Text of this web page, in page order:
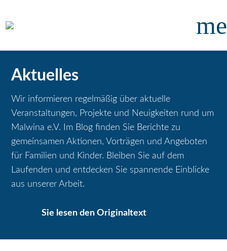
Aktuelles
Wir informieren regelmäßig über aktuelle
Veranstaltungen, Projekte und Neuigkeiten rund um
Malwina e.V. Im Blog finden Sie Berichte zu
gemeinsamen Aktionen, Vorträgen und Angeboten
für Familien und Kinder. Bleiben Sie auf dem
Laufenden und entdecken Sie spannende Einblicke
aus unserer Arbeit.
Sie lesen den Originaltext